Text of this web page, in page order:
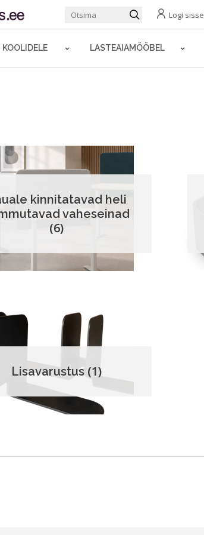
Logi sisse
KOOLIDELE LASTEAIAMÖÖBEL
kinnitatavad heli
vaheseinad
(6)
Lisavarustus (1)